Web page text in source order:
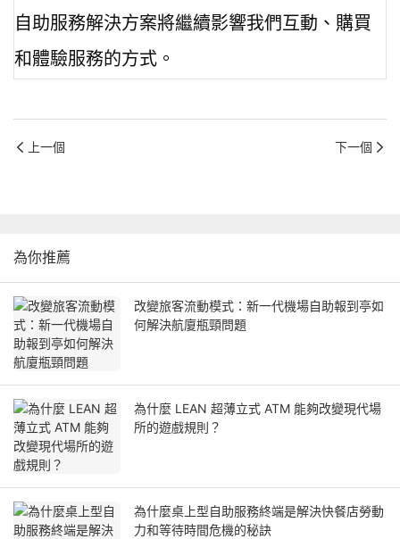
自助服務解決方案將繼續影響我們互動、購買
和體驗服務的方式。
上一個 下一個
為你推薦
改變旅客流動模式：新一代機場自助報到亭如
何解決航廈瓶頸問題
為什麼 LEAN 超薄立式 ATM 能夠改變現代場
所的遊戲規則？
為什麼桌上型自助服務終端是解決快餐店勞動
力和等待時間危機的秘訣